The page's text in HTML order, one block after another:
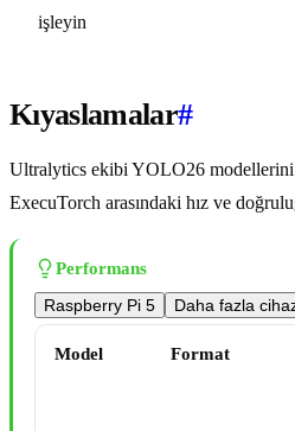
işleyin
Kıyaslamalar#
Ultralytics ekibi YOLO26 modellerini
ExecuTorch arasındaki hız ve
Performans
Raspberry Pi 5
Daha fazla
Model Format